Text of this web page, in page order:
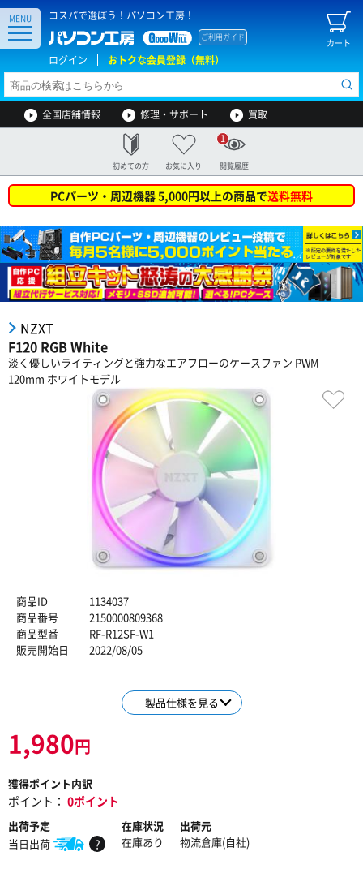
コスパで選ぼう！パソコン工房！
カート
ご利用ガイド
ログイン おトクな会員登録（無料）
MENU
全国店舗情報 修理・サポート 買取
初めての方 お気に入り 閲覧履歴
1
PCパーツ・周辺機器 5,000円以上の商品で送料無料
NZXT
F120 RGB White
淡く優しいライティングと強力なエアフローのケースファン PWM
120mm ホワイトモデル
商品ID
1134037
商品番号
2150000809368
商品型番
RF-R12SF-W1
販売開始日
2022/08/05
製品仕様を見る
1,980円
獲得ポイント内訳
ポイント： 0ポイント
出荷予定
当日出荷
?
在庫状況
在庫あり
出荷元
物流倉庫(自社)